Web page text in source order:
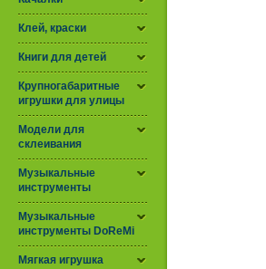
Клей, краски
Книги для детей
Крупногабаритные
игрушки для улицы
Модели для
склеивания
Музыкальные
инструменты
Музыкальные
инструменты DoReMi
Мягкая игрушка